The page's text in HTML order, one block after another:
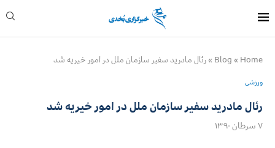
Home
»
Blog
»رئال مادرید سفیر سازمان ملل در امور خیریه شد
ورزشی
رئال مادرید سفیر سازمان ملل در امور خیریه شد
۷ سرطان ۱۳۹۰